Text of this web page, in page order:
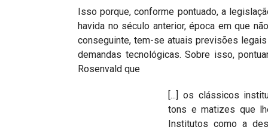
Isso porque, conforme pontuado, a
havida no século anterior, época em que
conseguinte, tem-se atuais previsões
demandas tecnológicas. Sobre isso,
Rosenvald que
[...] os clássicos
tons e matizes que
Institutos como a